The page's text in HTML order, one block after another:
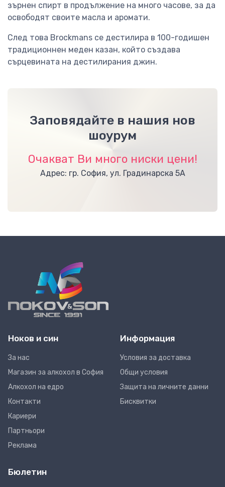
зърнен спирт в продължение на много часове, за да
освободят своите масла и аромати.
След това Brockmans се дестилира в 100-годишен
традиционнен меден казан, който създава
сърцевината на дестилирания джин.
Заповядайте в нашия нов
шоурум
Очакват Ви много ниски цени!
Адрес: гр. София, ул. Градинарска 5А
Ноков и син
За нас
Магазин за алкохол в София
Алкохол на едро
Контакти
Кариери
Партньори
Реклама
Информация
Условия за доставка
Общи условия
Защита на личните данни
Бисквитки
Бюлетин